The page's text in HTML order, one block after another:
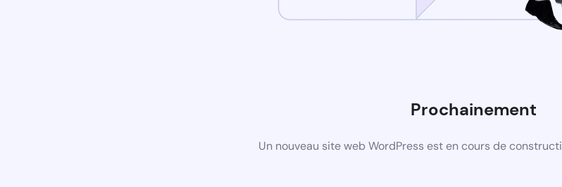
Prochainement
Un nouveau site web WordPress est en cours de